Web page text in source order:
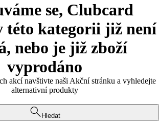
se, Clubcard
této kategorii již není
nebo je již zboží
vyprodáno
akcí navštivte naši Akční stránku a vyhledejte
alternativní produkty
Hledat